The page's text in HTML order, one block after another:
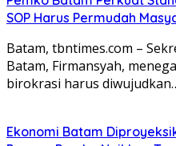
SOP Harus Permudah
Batam, tbntimes.com –
Batam, Firmansyah,
birokrasi harus
Ekonomi Batam